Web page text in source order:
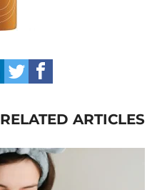
RELATED ARTICLES